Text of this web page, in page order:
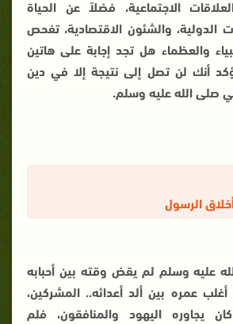
الاجتماعية، فضلاً عن الحياة
الدولية، والشئون الاقتصادية، تفحص
والعظماء هل تجد إجابة على هاتين
أنك لن تصل إلى نتيجة إلا في دين
صلى الله عليه وسلم.
الرسول
عليه وسلم لم يقض وقته بين أحبابه
عمره بين ألد أعدائه.. المشركين،
يجاوره اليهود والمنافقون، فلم